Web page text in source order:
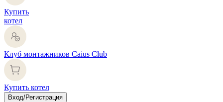
Купить
котел
Клуб монтажников Caius Club
Купить котел
Вход/Регистрация